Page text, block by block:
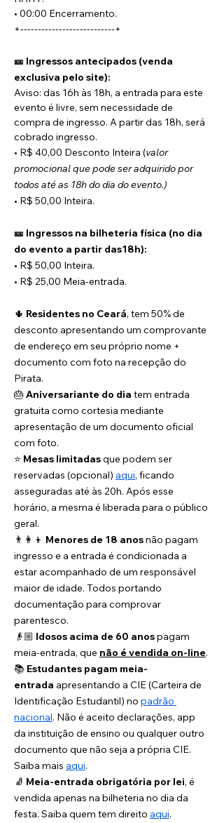
• 00:00 Encerramento.
+---------------------------+
🎫 Ingressos antecipados (venda
exclusiva pelo site):
Aviso: das 16h às 18h, a entrada para este
evento é livre, sem necessidade de
compra de ingresso. A partir das 18h, será
cobrado ingresso.
• R$ 40,00 Desconto Inteira (valor
promocional que pode ser adquirido por
todos até as 18h do dia do evento.)
• R$ 50,00 Inteira.
🎫 Ingressos na bilheteria física (no dia
do evento a partir das18h):
• R$ 50,00 Inteira.
• R$ 25,00 Meia-entrada.
🌵 Residentes no Ceará, tem 50% de
desconto apresentando um comprovante
de endereço em seu próprio nome +
documento com foto na recepção do
Pirata.
🎂 Aniversariante do dia tem entrada
gratuita como cortesia mediante
apresentação de um documento oficial
com foto.
⭐️ Mesas limitadas que podem ser
reservadas (opcional) aqui, ficando
asseguradas até às 20h. Após esse
horário, a mesma é liberada para o público
geral.
👨‍👩‍👦 Menores de 18 anos não pagam
ingresso e a entrada é condicionada a
estar acompanhado de um responsável
maior de idade. Todos portando
documentação para comprovar
parentesco.
👴🏼 Idosos acima de 60 anos pagam
meia-entrada, que não é vendida on-line.
📚 Estudantes pagam meia-
entrada apresentando a CIE (Carteira de
Identificação Estudantil) no padrão
nacional. Não é aceito declarações, app
da instituição de ensino ou qualquer outro
documento que não seja a própria CIE.
Saiba mais aqui.
🧦 Meia-entrada obrigatória por lei, é
vendida apenas na bilheteria no dia da
festa. Saiba quem tem direito aqui.